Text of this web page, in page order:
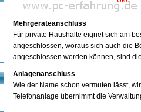
Mehrgeräteanschluss
Für private Haushalte eignet sich am
angeschlossen, woraus sich auch die
angeschlossen werden können, sind
Anlagenanschluss
Wie der Name schon vermuten lässt,
Telefonanlage übernimmt die